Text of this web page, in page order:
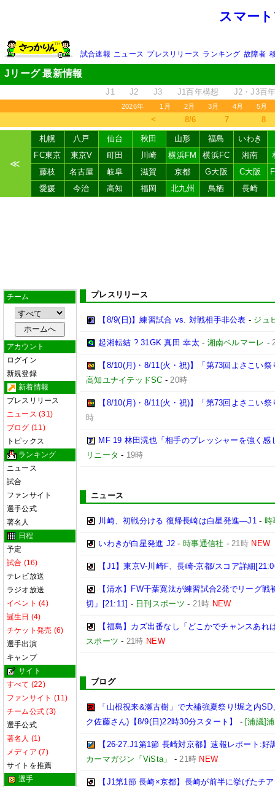
スマー
試合速報 ニュース プレスリリース ランキング 故障者
Jリーグ 最新情報
J1 J2 J3 J1百年構想 J2・J3百
2026年 1月 2月 3月 4月 5月
＜ 8/6 7 8
≪
札幌 八戸 仙台 秋田 山形 福島
いわき
FC東京
東京V 町田 川崎 横浜FM 横浜FC 湘南
藤枝
名古屋 岐阜 滋賀 京都 G大阪 C大阪
愛媛
今治 高知 福岡 北九州 鳥栖 長崎
チーム
アカウント
ログイン
新規登録
新着情報
プレスリリース
ニュース (31)
ブログ (11)
トピックス
ランキング
ニュース
試合
ファンサイト
選手公式
著名人
日程
予定
試合 (16)
テレビ放送
ラジオ放送
イベント (4)
誕生日 (4)
チケット発売 (6)
選手出演
キャンプ
サイト
すべて (22)
ファンサイト (11)
チーム公式 (3)
選手公式
著名人 (1)
メディア (7)
サイトを推薦
選手
プレスリリース
【8/9(日)】練習試合 vs. 対戦相手非公表 - ジュ
起湘転結 ? 31GK 真田 幸太- 湘南ベルマーレ -
【8/10(月)・8/11(火・祝)】「第73回よさこい
高知ユナイテッドSC -20時
【8/10(月)・8/11(火・祝)】「第73回よさこい
時
MF 19 林田滉也「相手のプレッシャーを強く
リニータ - 19時
ニュース
川崎、初戦分ける 復帰長崎は白星発進―J1- 時
いわきが白星発進 J2 -時事通信社 -21時 NEW
【J1】東京V-川崎F、長崎-京都/スコア詳細
【清水】FW千葉寛汰が練習試合2発でリーグ
切」[21:11] - 日刊スポーツ - 21時 NEW
【福島】カズ出番なし「どこかでチャンスあ
スポーツ - 21時 NEW
ブログ
「山根視来&瀬古樹」で大補強夏祭り!堀之内
ク佐藤さん)【8/9(日)22時30分スタート】
- [浦議]
【26-27.J1第1節 長崎対京都】速報レポート:
カーマガジン「ViSta」
-21時 NEW
【J1第1節 長崎×京都】長崎が前半に挙げたチ